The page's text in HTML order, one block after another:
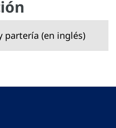
partería (en inglés)